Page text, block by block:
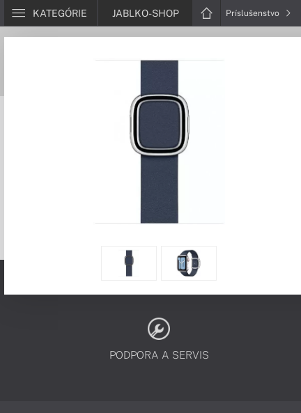
KATEGÓRIE JABLKO-SHOP Príslušenstvo
PODPORA A SERVIS